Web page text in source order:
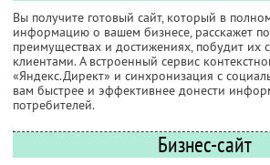
Вы получите готовый сайт, который в
информацию о вашем бизнесе, расскажет
преимуществах и достижениях, побудит их
клиентами. А встроенный сервис
«Яндекс.Директ» и синхронизация с
вам быстрее и эффективнее донести
потребителей.
Бизнес-сайт